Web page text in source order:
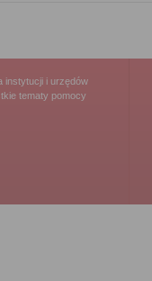
instytucji i urzędów
tematy pomocy